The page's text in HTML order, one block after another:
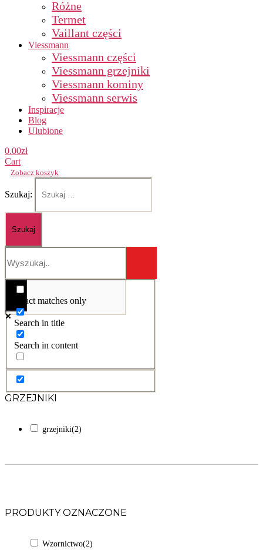
Różne
Termet
Vaillant części
Viessmann
Viessmann części
Viessmann grzejniki
Viessmann kominy
Viessmann serwis
Inspiracje
Blog
Ulubione
0.00zł
Cart
Zobacz koszyk
Szukaj:
Exact matches only
Search in title
Search in content
GRZEJNIKI
grzejniki(2)
PRODUKTY OZNACZONE
Wzornictwo(2)